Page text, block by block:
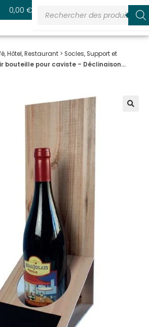
0,00€
Hôtel, Restaurant > Socles, Support et
bouteille pour caviste – Déclinaison…